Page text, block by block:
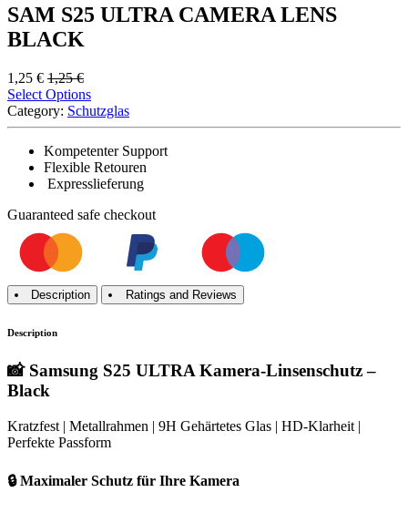
SAM S25 ULTRA CAMERA LENS
BLACK
1,25 € 1,25€
Select Options
Category: Schutzglas
Kompetenter Support
Flexible Retouren
Expresslieferung
Guaranteed safe checkout
Description Ratings and Reviews
Description
📸 Samsung S25 ULTRA Kamera-Linsenschutz –
Black
Kratzfest | Metallrahmen | 9H Gehärtetes Glas | HD-Klarheit |
Perfekte Passform
🔒 Maximaler Schutz für Ihre Kamera